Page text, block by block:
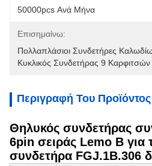
50000pcs Ανά Μήνα
Επισημαίνω:
Πολλαπλάσιοι Συνδετήρες
Κυκλικός Συνδετήρας 9 Καρφιτσών
Περιγραφή Του Προϊόντος
Θηλυκός συνδετήρας
6pin σειράς Lemo Β για
συνδετήρα FGJ.1B.306